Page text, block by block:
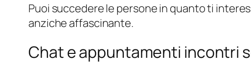
Puoi succedere le persone in quanto ti
anziche affascinante.
Chat e appuntamenti incontri